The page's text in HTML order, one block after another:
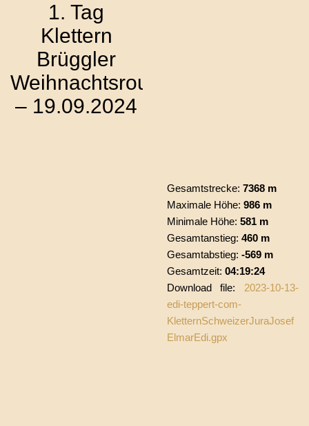
1. Tag
Klettern
Brüggler
Weihnachtsroute
– 19.09.2024
Gesamtstrecke: 7368 m
Maximale Höhe: 986 m
Minimale Höhe: 581 m
Gesamtanstieg: 460 m
Gesamtabstieg: -569 m
Gesamtzeit: 04:19:24
Download file: 2023-10-13-
edi-teppert-com-
KletternSchweizerJuraJosef
ElmarEdi.gpx